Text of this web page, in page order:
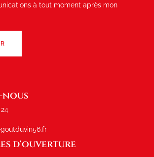
à tout moment après mon
d'ouverture